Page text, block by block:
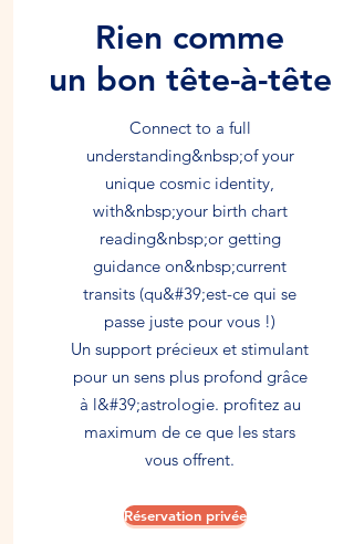
Rien comme
un bon tête-à-tête
Connect to a full
understanding&nbsp;of your
unique cosmic identity,
with&nbsp;your birth chart
reading&nbsp;or getting
guidance on&nbsp;current
transits (qu&#39;est-ce qui se
passe juste pour vous !)
Un support précieux et stimulant
pour un sens plus profond grâce
à l&#39;astrologie. profitez au
maximum de ce que les stars
vous offrent.
Réservation privée